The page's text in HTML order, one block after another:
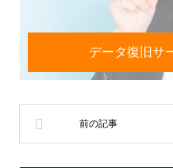
データ復旧サ